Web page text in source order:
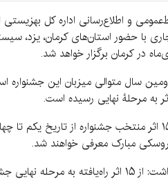
و اطلاع‌رسانی اداره کل
با حضور استان‌های کرمان،
در کرمان برگزار خواهد شد.
مدیرکل بهزیستی کرمان افزود: ۱۵ اثر منتخب
مبارک معرفی خواهند شد.